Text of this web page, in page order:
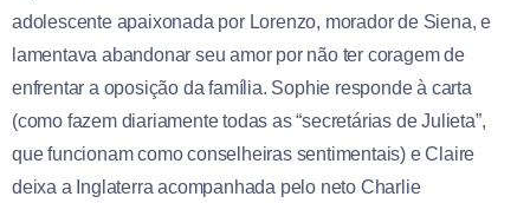
adolescente apaixonada por Lorenzo, morador de Siena, e
lamentava abandonar seu amor por não ter coragem de
enfrentar a oposição da família. Sophie responde à carta
(como fazem diariamente todas as “secretárias de Julieta”,
que funcionam como conselheiras sentimentais) e Claire
deixa a Inglaterra acompanhada pelo neto Charlie